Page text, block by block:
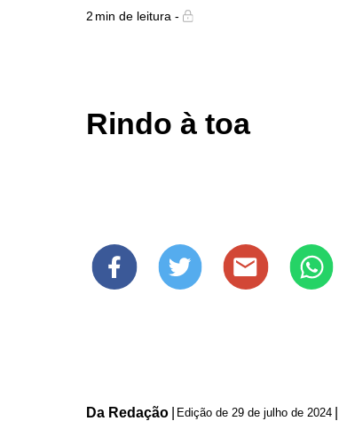
2 min de leitura -
Rindo à toa
Da Redação Edição de 29 de julho de 2024